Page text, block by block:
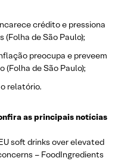
crédito e pressiona
(Folha de São Paulo);
preocupa e preveem
(Folha de São Paulo);
relatório.
as principais notícias
soft drinks over elevated
– FoodIngredients